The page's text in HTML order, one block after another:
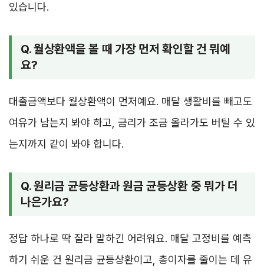
있습니다.
Q. 월상환액을 볼 때 가장 먼저 확인할 건 뭐예
요?
대출금액보다 월상환액이 먼저예요. 매달 생활비를 빼고도
여유가 남는지 봐야 하고, 금리가 조금 올라가도 버틸 수 있
는지까지 같이 봐야 합니다.
Q. 원리금 균등상환과 원금 균등상환 중 뭐가 더
나은가요?
정답 하나로 딱 잘라 말하긴 어려워요. 매달 고정비를 예측
하기 쉬운 건 원리금 균등상환이고, 총이자를 줄이는 데 유